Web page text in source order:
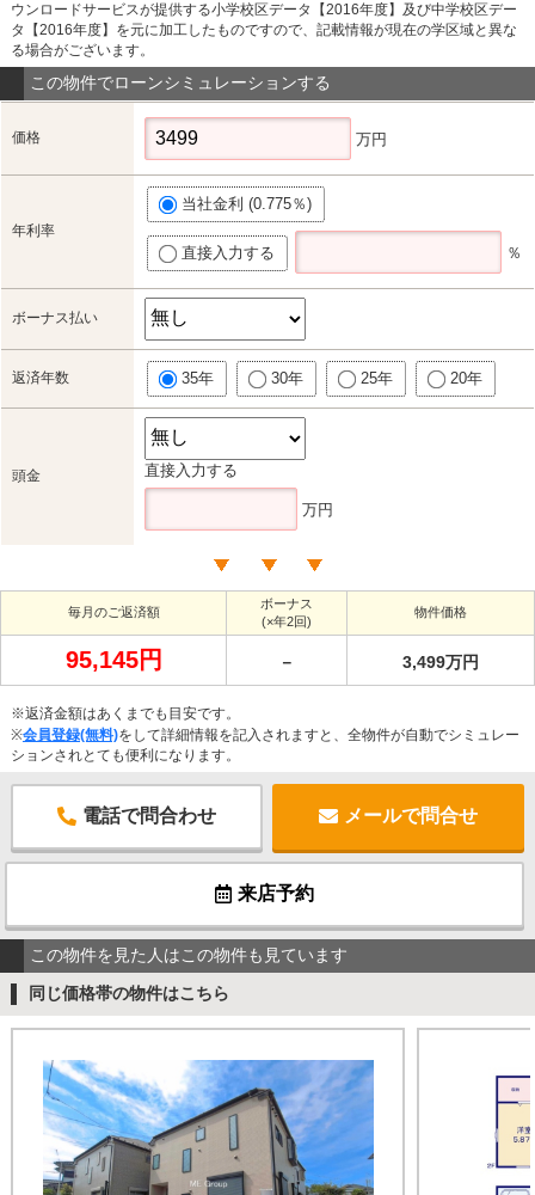
ウンロードサービスが提供する小学校区データ【2016年度】及び中学校区デー
タ【2016年度】を元に加工したものですので、記載情報が現在の学区域と異な
る場合がございます。
この物件でローンシミュレーションする
価格 万円
年利率
当社金利 (0.775％)
直接入力する ％
ボーナス払い
返済年数 35年 30年 25年 20年
頭金 直接入力する
万円
毎月のご返済額
ボーナス
(×年2回)
物件価格
95,145円 － 3,499万円
※返済金額はあくまでも目安です。
※会員登録(無料)をして詳細情報を記入されますと、全物件が自動でシミュレー
ションされとても便利になります。
電話で問合わせ メールで問合せ
来店予約
この物件を見た人はこの物件も見ています
同じ価格帯の物件はこちら